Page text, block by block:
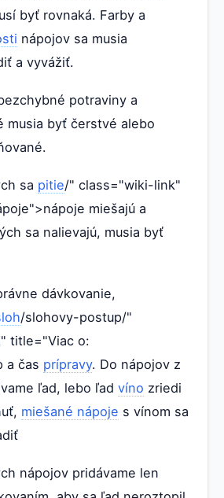
byť rovnaká. Farby a
nápojov sa musia
a vyvážiť.
potraviny a
musia byť čerstvé alebo
sa pitie/" class="wiki-link"
miešajú a
sa nalievajú, musia byť
dávkovanie,
/slohovy-postup/"
title="Viac o:
a čas prípravy. Do nápojov z
ľad, lebo ľad víno zriedi
miešané nápoje s vínom sa
nápojov pridávame len